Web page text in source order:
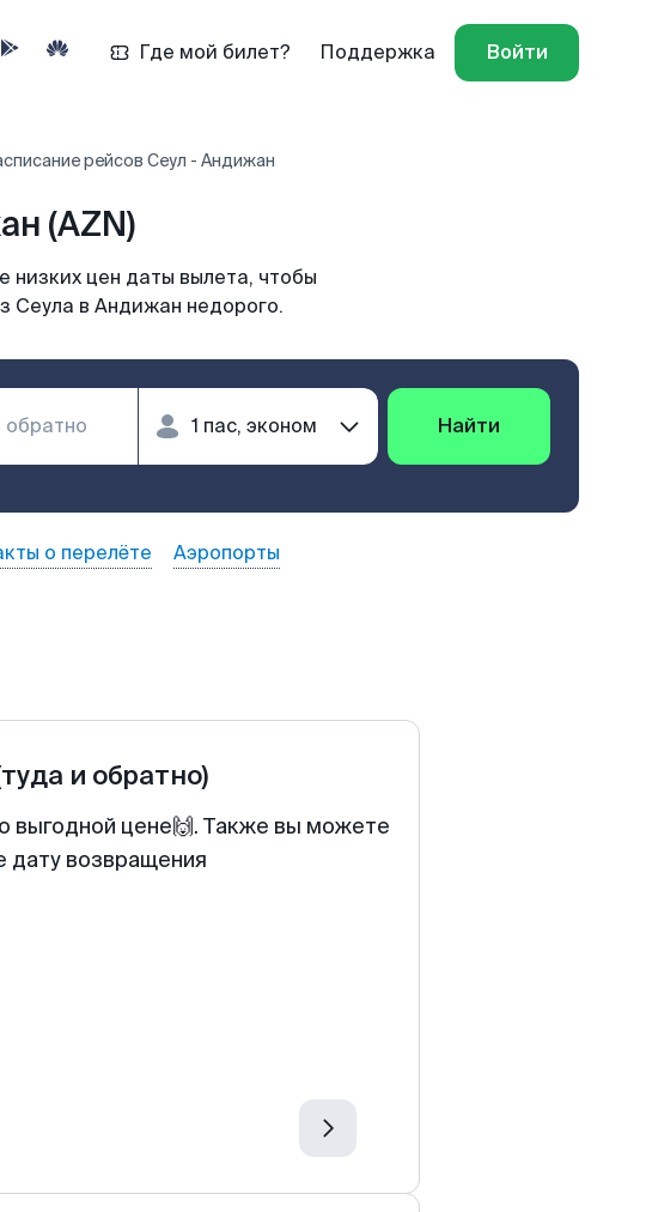
Где мой билет? Поддержка Войти
рейсов Сеул - Андижан
(AZN)
цен даты вылета, чтобы
Сеула в Андижан недорого.
Найти
о перелёте Аэропорты
и обратно)
выгодной цене🙌. Также вы можете
дату возвращения